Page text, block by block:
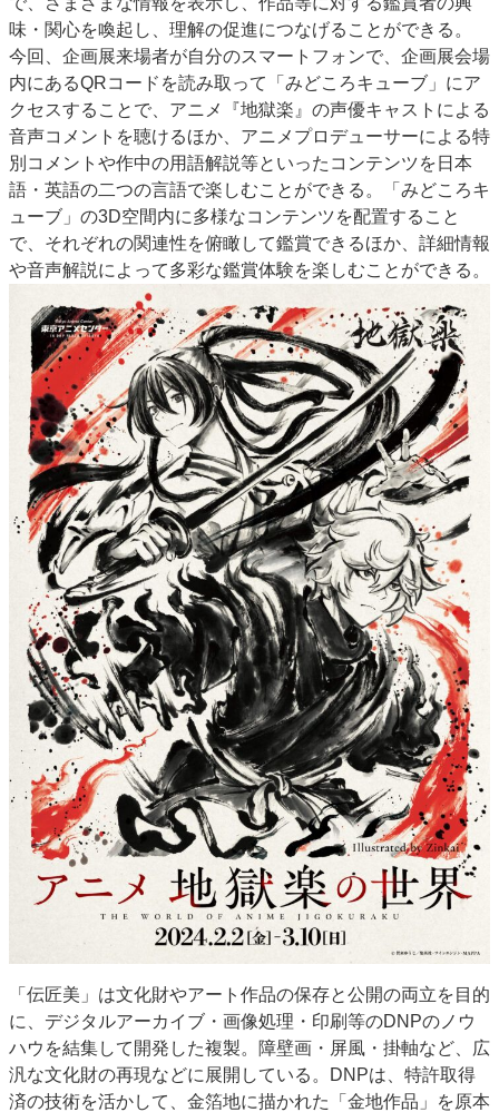
味・関心を喚起し、理解の促進につなげることができる。
今回、企画展来場者が自分のスマートフォンで、企画展会場
内にあるQRコードを読み取って「みどころキューブ」にア
クセスすることで、アニメ『地獄楽』の声優キャストによる
音声コメントを聴けるほか、アニメプロデューサーによる特
別コメントや作中の用語解説等といったコンテンツを日本
語・英語の二つの言語で楽しむことができる。「みどころキ
ューブ」の3D空間内に多様なコンテンツを配置すること
で、それぞれの関連性を俯瞰して鑑賞できるほか、詳細情報
や音声解説によって多彩な鑑賞体験を楽しむことができる。
「伝匠美」は文化財やアート作品の保存と公開の両立を目的
に、デジタルアーカイブ・画像処理・印刷等のDNPのノウ
ハウを結集して開発した複製。障壁画・屏風・掛軸など、広
汎な文化財の再現などに展開している。DNPは、特許取得
済の技術を活かして、金箔地に描かれた「金地作品」を原本